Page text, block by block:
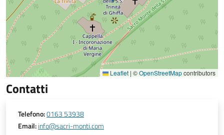
Leaflet | ©OpenStreetMapcontributors
Contatti
Telefono:0163 53938
Email:info@sacri-monti.com